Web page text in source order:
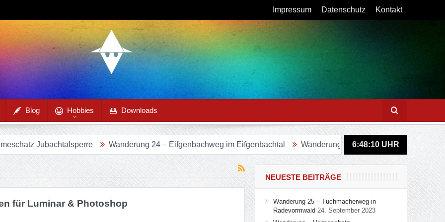
Impressum Datenschutz Kontakt
Blog Hobbies Downloads
Jubachtalsperre Wanderung 24 – Eifgenbachweg im Eifgenbachtal Wanderung – Sagenweg in Lindlar
6:48:11UHR
für Luminar & Photoshop
NEUESTE BEITRÄGE
Wanderung 25 – Tuchmacherweg in
Radevormwald 24. September 2023